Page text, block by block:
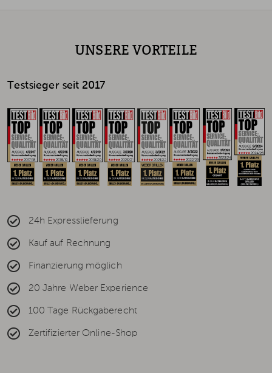
UNSERE VORTEILE
Testsieger seit 2017
24h Expresslieferung
Kauf auf Rechnung
Finanzierung möglich
20 Jahre Weber Experience
100 Tage Rückgaberecht
Zertifizierter Online-Shop